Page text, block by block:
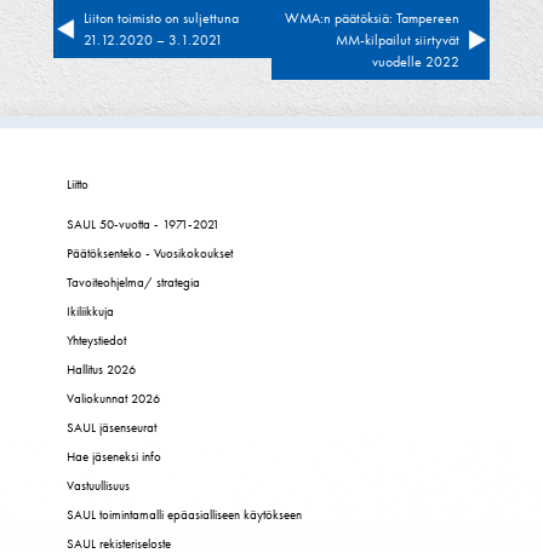
Artikkelien
selaus
Liiton toimisto on suljettuna
21.12.2020 – 3.1.2021
WMA:n päätöksiä: Tampereen
MM-kilpailut siirtyvät
vuodelle 2022
Liitto
SAUL 50-vuotta - 1971-2021
Päätöksenteko - Vuosikokoukset
Tavoiteohjelma/ strategia
Ikiliikkuja
Yhteystiedot
Hallitus 2026
Valiokunnat 2026
SAUL jäsenseurat
Hae jäseneksi info
Vastuullisuus
SAUL toimintamalli epäasialliseen käytökseen
SAUL rekisteriseloste